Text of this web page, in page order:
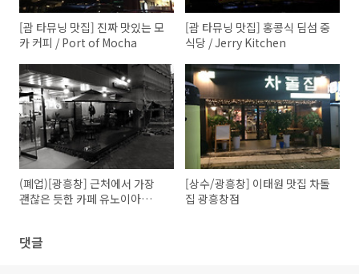
[괌 타뮤닝 맛집] 진짜 맛있는 모
카 커피 / Port of Mocha
[괌 타뮤닝 맛집] 홍콩식 딤섬 중
식당 / Jerry Kitchen
(폐업)[광흥창] 근처에서 가장
괜찮은 듯한 카페 유노이아
[상수/광흥창] 이태원 맛집 차돌
집 광흥창점
댓글